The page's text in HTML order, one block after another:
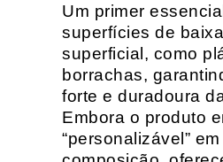
Um primer
superfícies de
superficial, como
borrachas,
forte e duradoura
Embora o produto
“personalizável”